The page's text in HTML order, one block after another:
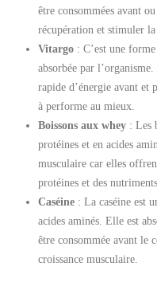
être consommées avant
récupération et stimuler la
Vitargo : C’est une
absorbée par
rapide d’énergie avant et
à performe au mieux.
Boissons aux whey : Les
protéines et en acides
musculaire car elles
protéines et des
Caséine : La caséine est
acides aminés. Elle est
être consommée avant le
croissance musculaire.